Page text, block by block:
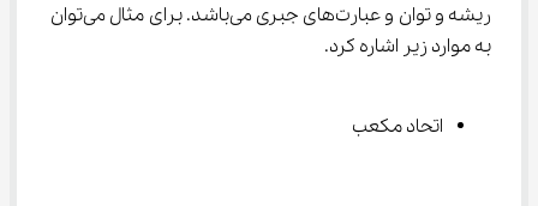
ریشه و توان و عبارت‌های جبری می‌باشد. برای مثال می‌توان
به موارد زیر اشاره کرد.
اتحاد مکعب